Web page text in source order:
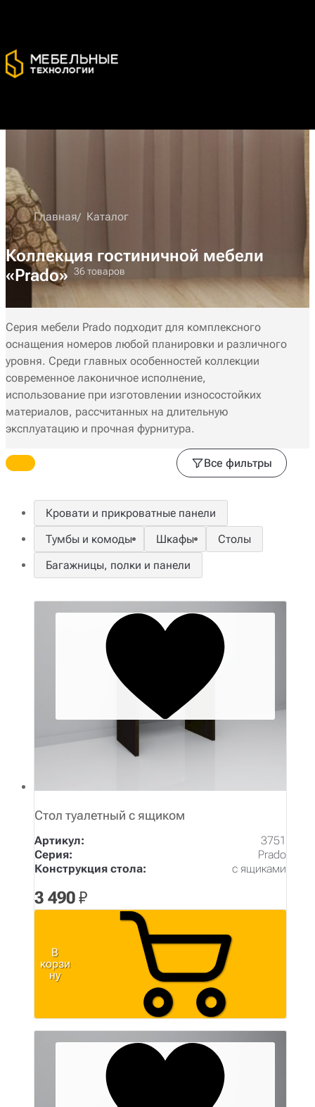
Главная Каталог
Коллекция гостиничной мебели
«Prado»
Серия мебели Prado подходит для комплексного
оснащения номеров любой планировки и различного
уровня. Среди главных особенностей коллекции
современное лаконичное исполнение,
использование при изготовлении износостойких
материалов, рассчитанных на длительную
эксплуатацию и прочная фурнитура.
Кровати и прикроватные панели
Тумбы и комоды
Шкафы
Столы
Багажницы, полки и панели
Все фильтры
Стол туалетный с ящиком
Артикул:
3751
Серия:
Prado
Конструкция стола:
с ящиками
3 490₽
В
корзи
ну